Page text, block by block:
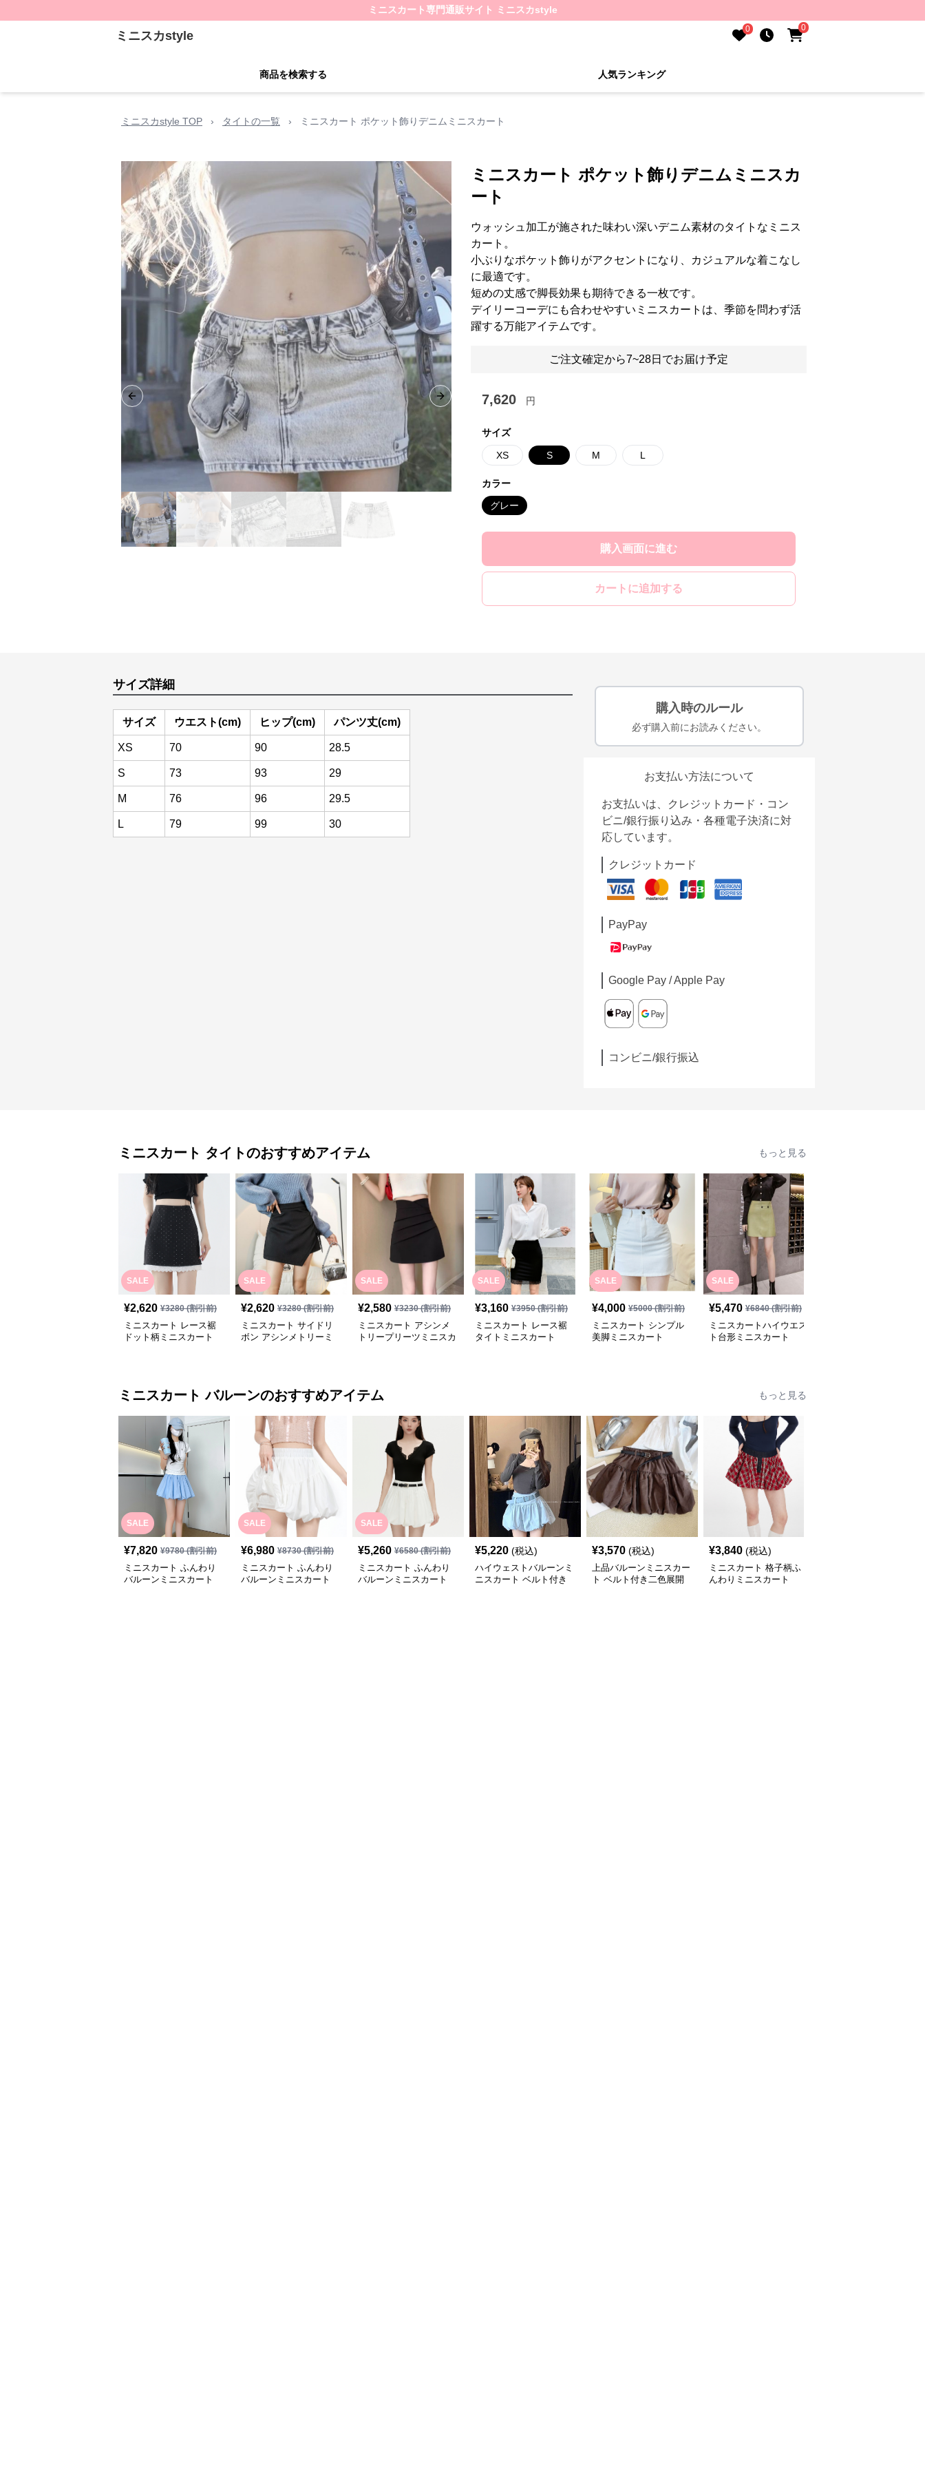
ミニスカート専門通販サイト ミニスカstyle
ミニスカstyle 0 0
商品を検索する 人気ランキング
ミニスカstyle TOP › タイトの一覧 › ミニスカート ポケット飾りデニムミニスカート
Previous slide Next slide
ミニスカート ポケット飾りデニムミニスカ
ート
ウォッシュ加工が施された味わい深いデニム素材のタイトなミニス
カート。
小ぶりなポケット飾りがアクセントになり、カジュアルな着こなし
に最適です。
短めの丈感で脚長効果も期待できる一枚です。
デイリーコーデにも合わせやすいミニスカートは、季節を問わず活
躍する万能アイテムです。
ご注文確定から7~28日でお届け予定
7,620 円
サイズ
XS S M L
カラー
グレー
購入画面に進む
カートに追加する
サイズ詳細
サイズ ウエスト(cm) ヒップ(cm) パンツ丈(cm)
XS 70 90 28.5
S 73 93 29
M 76 96 29.5
L 79 99 30
購入時のルール
必ず購入前にお読みください。
お支払い方法について
お支払いは、クレジットカード・コン
ビニ/銀行振り込み・各種電子決済に対
応しています。
クレジットカード
PayPay
Google Pay / Apple Pay
コンビニ/銀行振込
ミニスカート タイトのおすすめアイテム もっと見る
SALE
¥2,620 ¥3280(割引前)
ミニスカート レース裾
ドット柄ミニスカート
SALE
¥2,620 ¥3280(割引前)
ミニスカート サイドリ
ボン アシンメトリーミ
SALE
¥2,580 ¥3230(割引前)
ミニスカート アシンメ
トリープリーツミニスカ
SALE
¥3,160 ¥3950(割引前)
ミニスカート レース裾
タイトミニスカート
SALE
¥4,000 ¥5000(割引前)
ミニスカート シンプル
美脚ミニスカート
SALE
¥5,470 ¥6840(割引前)
ミニスカートハイウエス
ト台形ミニスカート
ミニスカート バルーンのおすすめアイテム もっと見る
SALE
¥7,820 ¥9780(割引前)
ミニスカート ふんわり
バルーンミニスカート
SALE
¥6,980 ¥8730(割引前)
ミニスカート ふんわり
バルーンミニスカート
SALE
¥5,260 ¥6580(割引前)
ミニスカート ふんわり
バルーンミニスカート
¥5,220 (税込)
ハイウェストバルーンミ
ニスカート ベルト付き
¥3,570 (税込)
上品バルーンミニスカー
ト ベルト付き二色展開
¥3,840 (税込)
ミニスカート 格子柄ふ
んわりミニスカート